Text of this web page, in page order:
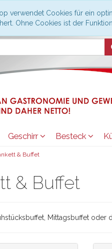
verwendet Cookies für ein
Ohne Cookies ist der
Geschirr Besteck
& Buffet
& Buffet
Mittagsbuffet oder